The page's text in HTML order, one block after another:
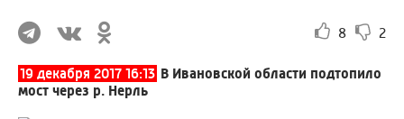
8 2
19 декабря 2017 16:13 В Ивановской области подтопило
мост через р. Нерль